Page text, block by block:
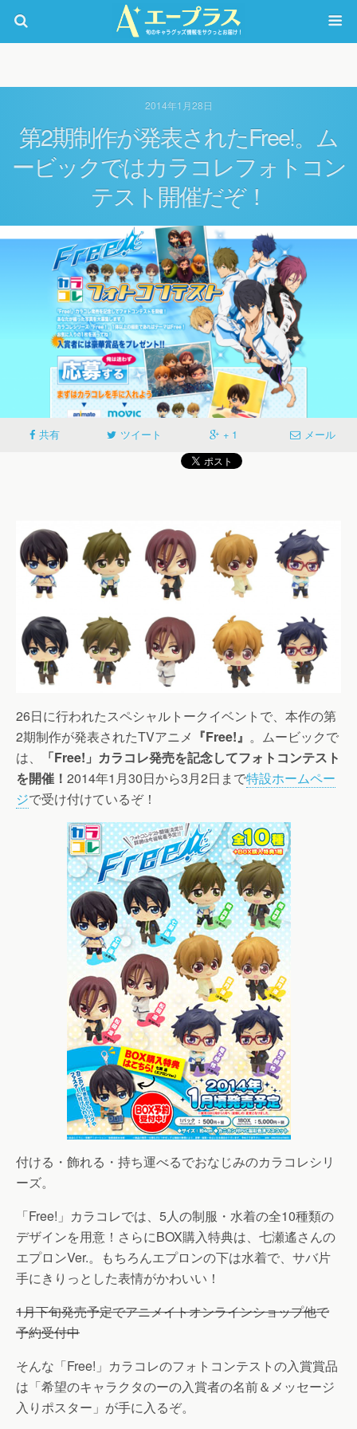
2014年1月28日
第2期制作が発表されたFree!。ム
ービックではカラコレフォトコン
テスト開催だぞ！
共有 ツイート + 1 メール
26日に行われたスペシャルトークイベントで、本作の第
2期制作が発表されたTVアニメ 『Free!』 。ムービックで
は、
「Free!」カラコレ発売を記念してフォトコンテスト
を開催！ 2014年1月30日から3月2日まで特設ホームペー
ジで受け付けているぞ！
付ける・飾れる・持ち運べるでおなじみのカラコレシリ
ーズ。
「Free!」カラコレでは、5人の制服・水着の全10種類の
デザインを用意！さらにBOX購入特典は、七瀬遙さんの
エプロンVer.。もちろんエプロンの下は水着で、サバ片
手にきりっとした表情がかわいい！
1月下旬発売予定でアニメイトオンラインショップ他で
予約受付中
そんな「Free!」カラコレのフォトコンテストの入賞賞品
は「希望のキャラクタのーの入賞者の名前＆メッセージ
入りポスター」が手に入るぞ。